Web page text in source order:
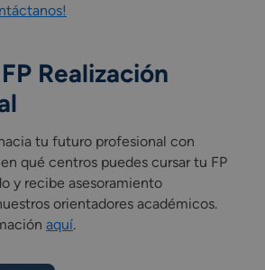
Realización
tu futuro profesional con
qué centros puedes cursar tu FP
y recibe asesoramiento
orientadores académicos.
aquí.